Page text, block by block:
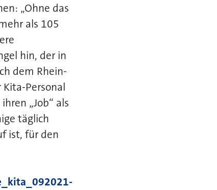
„Ohne das
als 105
hin, der in
dem Rhein-
Personal
„Job“ als
täglich
ist, für den